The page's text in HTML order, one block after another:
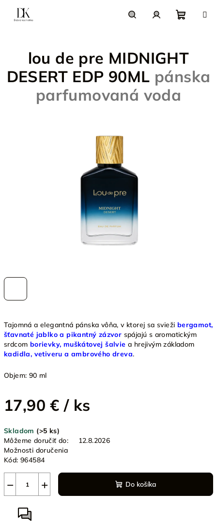
obsah
košík
Tajomná a elegantná pánska vôňa, v ktorej sa svieži bergamot,
šťavnaté jablko a pikantný zázvor spájajú s aromatickým
srdcom borievky, muškátovej šalvie a hrejivým základom
kadidla, vetiveru a ambrového dreva.
Objem: 90 ml
17,90 €/ ks
cena:
Skladom (>5 ks)
Môžeme doručiť do:
12.8.2026
Možnosti doručenia
Kód: 964584
+
− Do košíka
lou de pre MIDNIGHT
DESERT EDP 90ML pánska
parfumovaná voda